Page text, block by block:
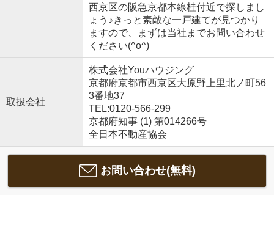
西京区の阪急京都本線桂付近で探しまし
ょう♪きっと素敵な一戸建てが見つかり
ますので、まずは当社までお問い合わせ
ください(^o^)
取扱会社
株式会社Youハウジング
京都府京都市西京区大原野上里北ノ町56
3番地37
TEL:0120-566-299
京都府知事 (1) 第014266号
全日本不動産協会
お問い合わせ(無料)